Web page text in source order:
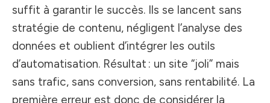
suffit à garantir le succès. Ils se lancent sans
stratégie de contenu, négligent l’analyse des
données et oublient d’intégrer les outils
d’automatisation. Résultat : un site “joli” mais
sans trafic, sans conversion, sans rentabilité. La
première erreur est donc de considérer la